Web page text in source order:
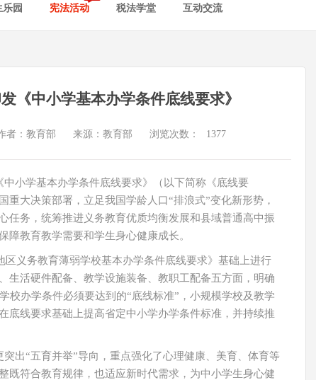
乐园 宪法活动 税法学堂 互动交流
《中小学基本办学条件底线要求》
者：教育部 来源：教育部 浏览次数： 1377
小学基本办学条件底线要求》（以下简称《底线要
大决策部署，立足我国学龄人口“排浪式”变化新形势，
任务，统筹推进义务教育优质均衡发展和县域普通高中振
障教育教学需要和学生身心健康成长。
区义务教育薄弱学校基本办学条件底线要求》基础上进行
生活硬件配备、教学设施装备、教职工配备五方面，明确
校办学条件必须要达到的“底线标准”，小规模学校及教学
底线要求基础上提高省定中小学办学条件标准，并持续推
突出“五育并举”导向，重点强化了心理健康、美育、体育等
既符合教育规律，也适应新时代需求，为中小学生身心健